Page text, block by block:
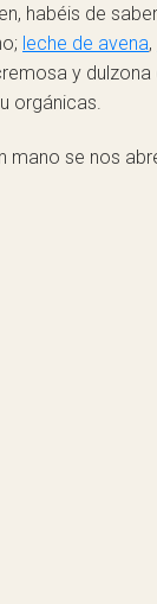
habéis de
leche de avena,
y
orgánicas.
mano se nos